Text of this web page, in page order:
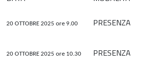
20 OTTOBRE 2025 ore 9.00 PRESENZA
20 OTTOBRE 2025 ore 10.30 PRESENZA